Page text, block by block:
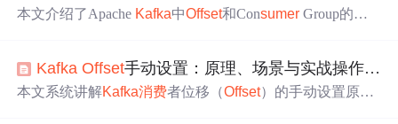
型陷阱及生产环境选型决策框架，强调安全性、一致性与
本文介绍了Apache Kafka中Offset和Consumer Group的概
等方面。还给出配置示例，提醒注意
Offset丢失风险和重置
策略，合理管理可确保消息处理高效可靠。
Kafka Offset手动设置：原理、场景与实战操作指南
本文系统讲解Kafka消费者位移（Offset）的手动设置原